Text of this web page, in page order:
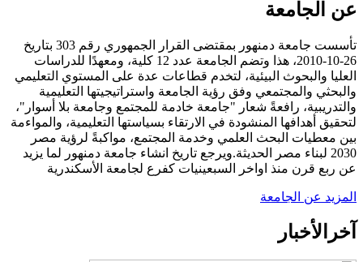
عن الجامعة
تأسست جامعة دمنهور بمقتضى القرار الجمهوري رقم 303 بتاريخ
26-10-2010، هذا وتضم الجامعة عدد 12 كلية، ومعهدًا للدراسات
العليا والبحوث البيئية، لتخدم قطاعات عدة على المستوي التعليمي
والبحثي والمجتمعي وفق رؤية الجامعة واستراتيجيتها التعليمية
والتدريبية، رافعةً شعار "جامعة خادمة للمجتمع وجامعة بلا أسوار"،
لتحقيق أهدافها المنشودة في الارتقاء بسياستها التعليمية، والمواءمة
بين معطيات البحث العلمي وخدمة المجتمع، مواكبةً لرؤية مصر
2030 لبناء مصر الحديثة.ويرجع تاريخ انشاء جامعة دمنهور لما يزيد
عن ربع قرن منذ اواخر السبعينيات كفرع لجامعة الأسكندرية
المزيد عن الجامعة
آخر الأخبار